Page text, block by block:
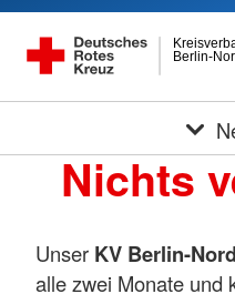
Berlin-
Nichts
Unser KV Berlin-
alle zwei Monate und